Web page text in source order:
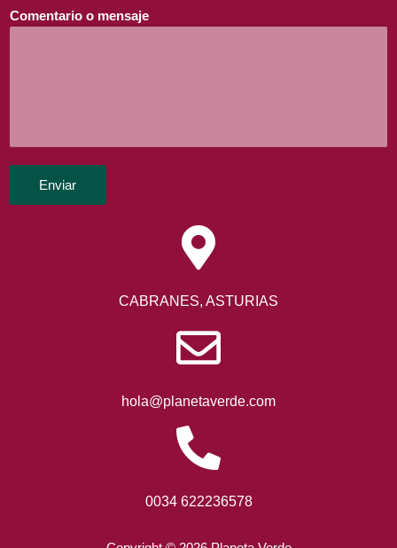
Comentario o mensaje
Enviar
CABRANES, ASTURIAS
hola@planetaverde.com
0034 622236578